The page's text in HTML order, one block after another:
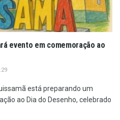
evento em comemoração ao
está preparando um
ao Dia do Desenho, celebrado